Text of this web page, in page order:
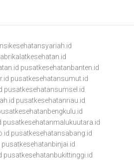
pusatkesehatanbanten.id
pusatkesehatansumut.id
pusatkesehatansumsel.id
pusatkesehatanriau.id
pusatkesehatanmalukuutara.id
pusatkesehatansabang.id
pusatkesehatanbinjai.id
pusatkesehatanbukittinggi.id